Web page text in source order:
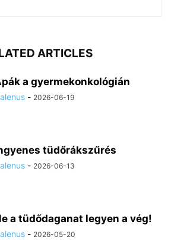
ARTICLES
a gyermekonkológián
- 2026-06-19
tüdőrákszűrés
- 2026-06-13
a tüdődaganat legyen a vég!
- 2026-05-20